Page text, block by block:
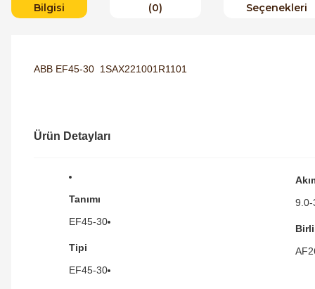
Bilgisi
(0)
Seçenekleri
ABB EF45-30 1SAX221001R1101
Ürün Detayları
Tanımı
EF45-30
Tipi
EF45-30
9.0-